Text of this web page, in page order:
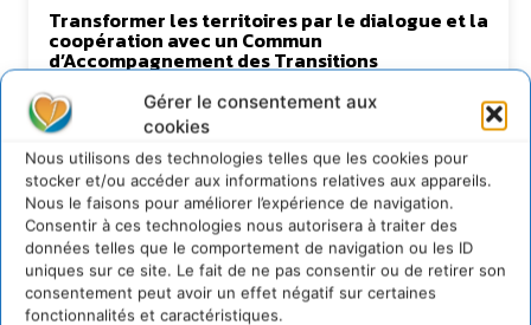
Gérer le consentement aux
cookies
Nous utilisons des technologies telles que les cookies pour
stocker et/ou accéder aux informations relatives aux appareils.
Nous le faisons pour améliorer l’expérience de navigation.
Consentir à ces technologies nous autorisera à traiter des
données telles que le comportement de navigation ou les ID
uniques sur ce site. Le fait de ne pas consentir ou de retirer son
consentement peut avoir un effet négatif sur certaines
fonctionnalités et caractéristiques.
Transformer les territoires par le dialogue et la
coopération avec un Commun
d’Accompagnement des Transitions
Soutenir un pastoralisme durable en faveur de
socio-écosystèmes résilients
6 août 2026
S’inspirer de l’arbre pour un modèle
économique régénératif du vivant …
5 août 2026
IPBES : le « GIEC de la biodiversité » appelle les
entreprises à devenir des alliées du vivant